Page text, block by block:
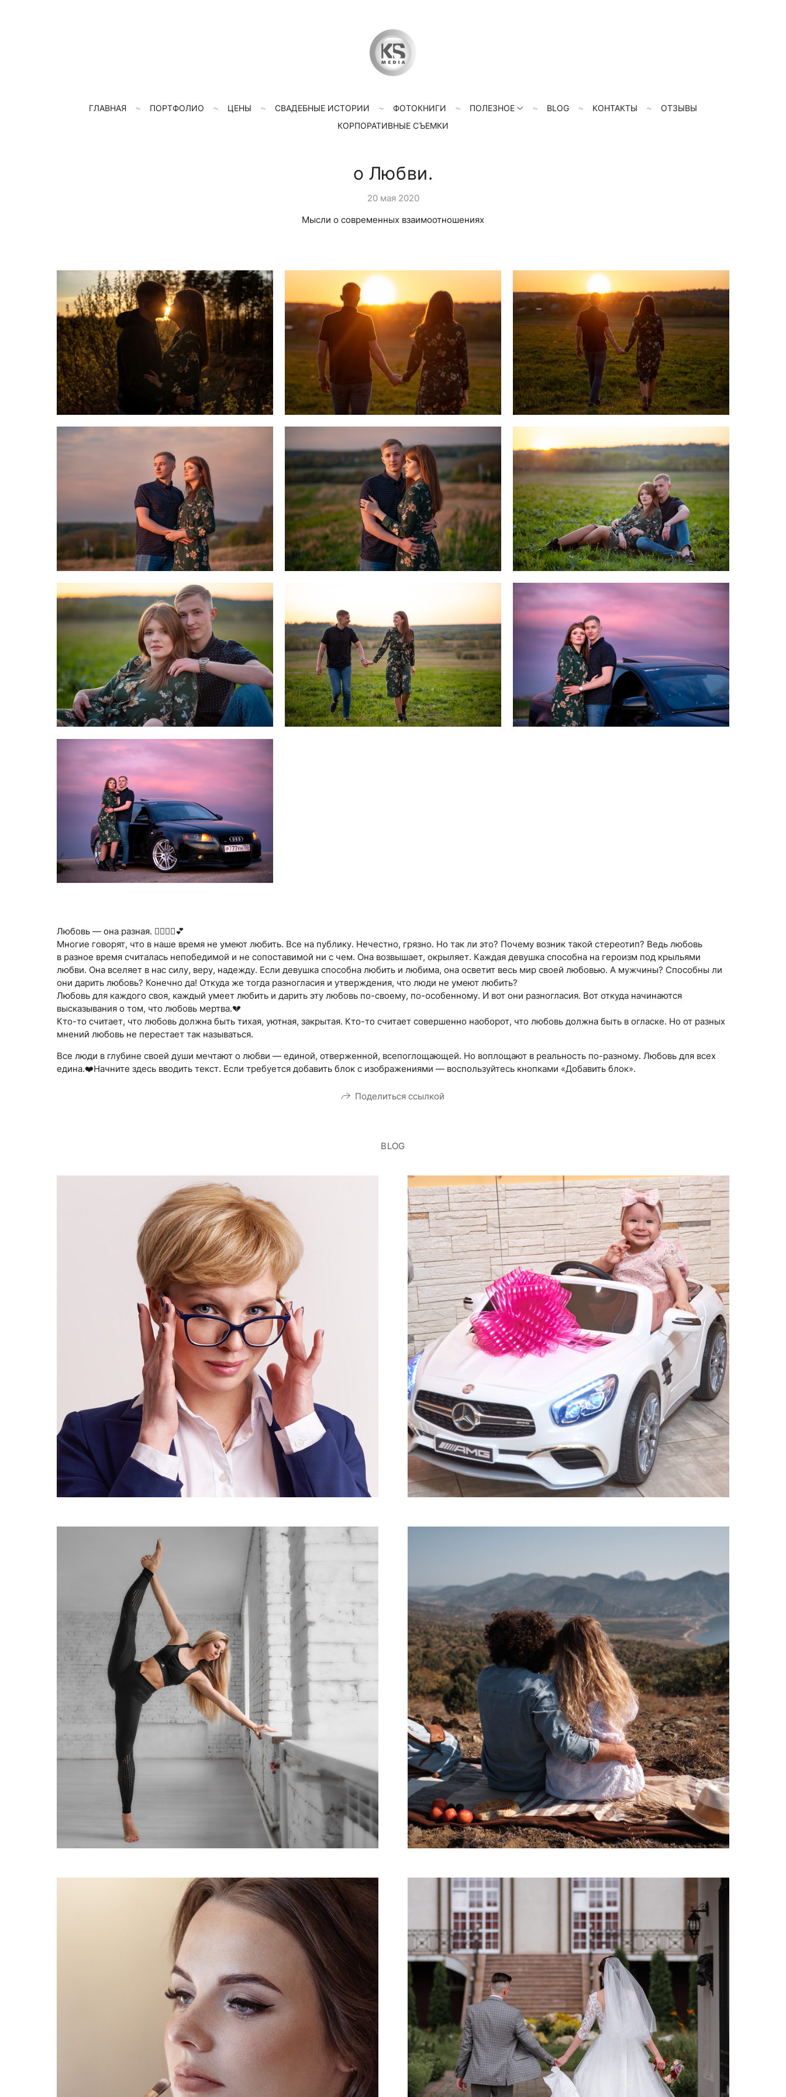
ГЛАВНАЯ ПОРТФОЛИО ЦЕНЫ СВАДЕБНЫЕ ИСТОРИИ ФОТОКНИГИ ПОЛЕЗНОЕ BLOG КОНТАКТЫ
ОТЗЫВЫ
КОРПОРАТИВНЫЕ СЪЕМКИ
о Любви.
20 мая 2020
Мысли о современных взаимоотношениях
Любовь — она разная. 👩‍❤️‍💋‍👩💕
Многие говорят, что в наше время не умеют любить. Все на публику. Нечестно, грязно. Но так ли это? Почему возник такой стереотип? Ведь любовь
в разное время считалась непобедимой и не сопоставимой ни с чем. Она возвышает, окрыляет. Каждая девушка способна на героизм под крыльями
любви. Она вселяет в нас силу, веру, надежду. Если девушка способна любить и любима, она осветит весь мир своей любовью. А мужчины? Способны ли
они дарить любовь? Конечно да! Откуда же тогда разногласия и утверждения, что люди не умеют любить?
Любовь для каждого своя, каждый умеет любить и дарить эту любовь по-своему, по-особенному. И вот они разногласия. Вот откуда начинаются
высказывания о том, что любовь мертва.💔
Кто-то считает, что любовь должна быть тихая, уютная, закрытая. Кто-то считает совершенно наоборот, что любовь должна быть в огласке. Но от разных
мнений любовь не перестает так называться.
Все люди в глубине своей души мечтают о любви — единой, отверженной, всепоглощающей. Но воплощают в реальность по-разному. Любовь для всех
едина.❤️Начните здесь вводить текст. Если требуется добавить блок с изображениями — воспользуйтесь кнопками «Добавить блок».
Поделиться ссылкой
BLOG